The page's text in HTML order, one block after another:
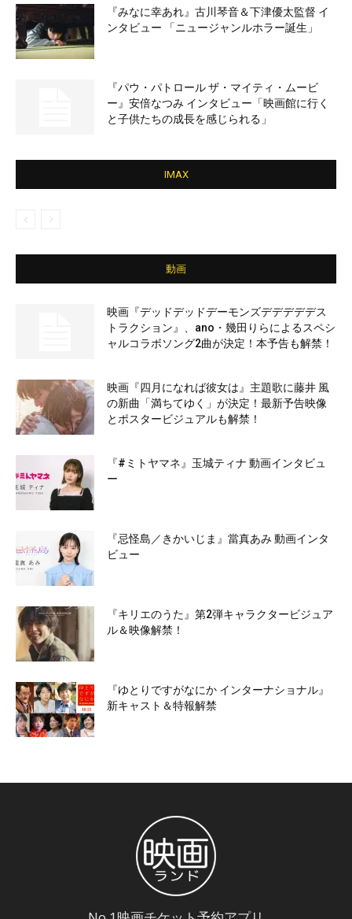
『みなに幸あれ』古川琴音＆下津優太監督 イ
ンタビュー 「ニュージャンルホラー誕生」
『パウ・パトロール ザ・マイティ・ムービ
ー』安倍なつみ インタビュー「映画館に行く
と子供たちの成長を感じられる」
IMAX
動画
映画『デッドデッドデーモンズデデデデデス
トラクション』、ano・幾田りらによるスペシ
ャルコラボソング2曲が決定！本予告も解禁！
映画『四月になれば彼女は』主題歌に藤井 風
の新曲「満ちてゆく」が決定！最新予告映像
とポスタービジュアルも解禁！
『#ミトヤマネ』玉城ティナ 動画インタビュ
ー
『忌怪島／きかいじま』當真あみ 動画インタ
ビュー
『キリエのうた』第2弾キャラクタービジュア
ル＆映像解禁！
『ゆとりですがなにか インターナショナル』
新キャスト＆特報解禁